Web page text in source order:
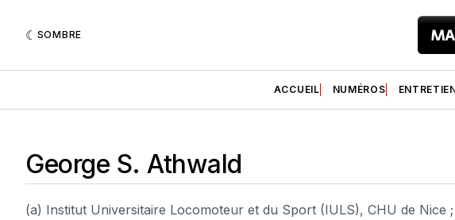
SOMBRE
ACCUEIL NUMÉROS
George S. Athwald
(a) Institut Universitaire Locomoteur et du Sport (IULS), CHU de Nice